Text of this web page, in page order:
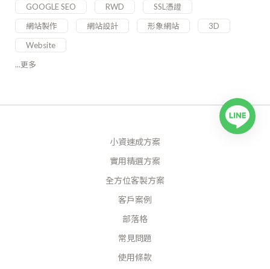
GOOGLE SEO
RWD
SSL憑證
網站製作
網站設計 形象網站
3D
Website
...更多
小資速成方案
實用精選方案
全方位客製方案
客戶案例
部落格
常見問題
使用條款